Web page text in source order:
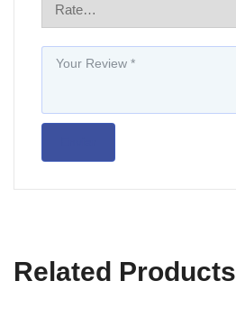
Related Products